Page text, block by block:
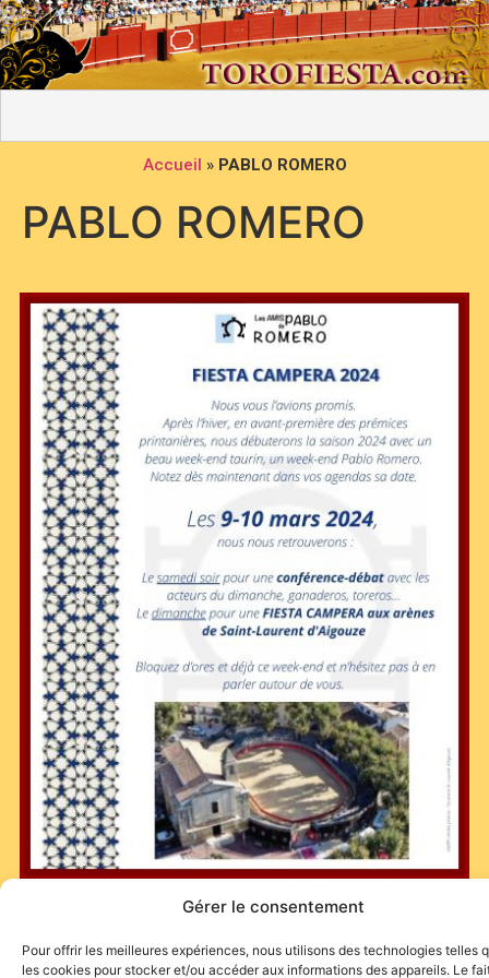
Gérer le consentement
Pour offrir les meilleures expériences, nous utilisons des technologies telles
les cookies pour stocker et/ou accéder aux informations des appareils. Le
Accueil » PABLO ROMERO
PABLO ROMERO